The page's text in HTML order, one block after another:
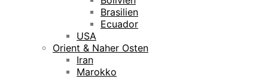
Brasilien
Ecuador
USA
Orient & Naher Osten
Iran
Marokko